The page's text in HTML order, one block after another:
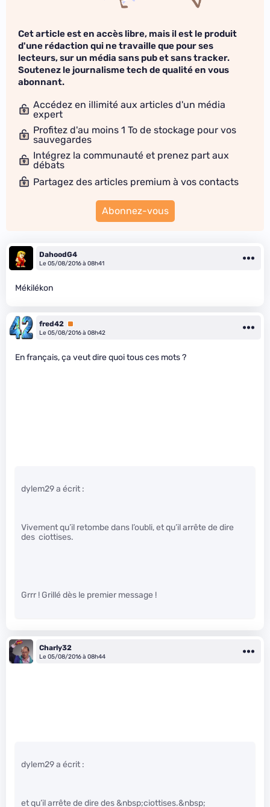
Cet article est en accès libre, mais il est le produit
d'une rédaction qui ne travaille que pour ses
lecteurs, sur un média sans pub et sans tracker.
Soutenez le journalisme tech de qualité en vous
abonnant.
Accédez en illimité aux articles d'un média
expert
Profitez d'au moins 1 To de stockage pour vos
sauvegardes
Intégrez la communauté et prenez part aux
débats
Partagez des articles premium à vos contacts
Abonnez-vous
DahoodG4
Le 05/08/2016 à 08h41
Mékilékon
fred42 Premium
Le 05/08/2016 à 08h42
En français, ça veut dire quoi tous ces mots ?
dylem29 a écrit :
Vivement qu’il retombe dans l’oubli, et qu’il arrête de dire
des ciottises.
Grrr ! Grillé dès le premier message !
Charly32
Le 05/08/2016 à 08h44
dylem29 a écrit :
et qu’il arrête de dire des &nbsp;ciottises.&nbsp;